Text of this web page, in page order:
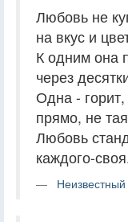
Любовь не
на вкус и
К одним она
через
Одна -
прямо, не
Любовь
каждого-